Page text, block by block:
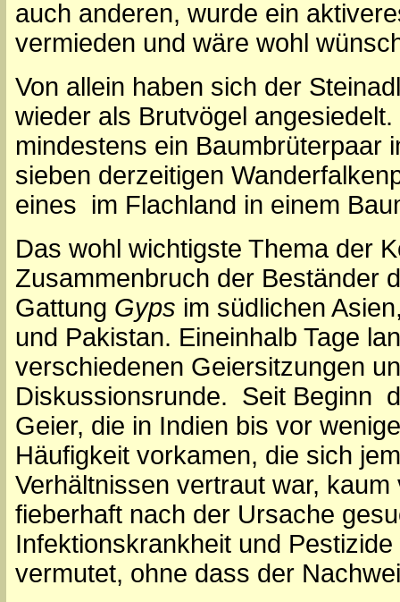
auch anderen, wurde ein
vermieden und wäre wohl
Von allein haben sich der
wieder als Brutvögel
mindestens ein Baumbrüterpaar
sieben derzeitigen
eines im Flachland in einem
Das wohl wichtigste Thema der
Zusammenbruch der Beständer
Gattung Gyps im südlichen
und Pakistan. Eineinhalb Tage
verschiedenen Geiersitzungen
Diskussionsrunde. Seit Beginn
Geier, die in Indien bis vor
Häufigkeit vorkamen, die sich
Verhältnissen vertraut war,
fieberhaft nach der Ursache
Infektionskrankheit und
vermutet, ohne dass der